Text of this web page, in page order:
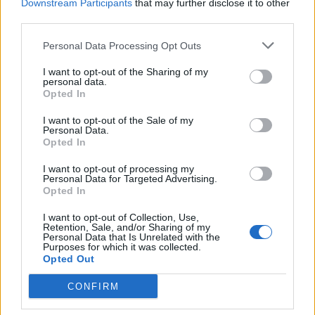
Downstream Participants that may further disclose it to other
Personal Data Processing Opt Outs
I want to opt-out of the Sharing of my
personal data.
Opted In
I want to opt-out of the Sale of my
Personal Data.
Opted In
I want to opt-out of processing my
Personal Data for Targeted Advertising.
Opted In
I want to opt-out of Collection, Use,
Retention, Sale, and/or Sharing of my
Personal Data that Is Unrelated with the
Purposes for which it was collected.
Opted Out
CONFIRM
Handbol
Catalana d’Or amb bones sensacions
maig 3, 2026
Handbol
El Centre d’Esports Tortosa sorprès per
abril 29, 2026
DEIXA UNA RESPOSTA